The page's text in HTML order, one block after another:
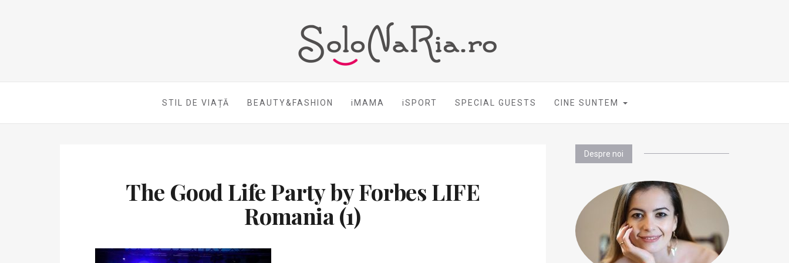
STIL DE VIAȚĂ BEAUTY&FASHION iMAMA iSPORT SPECIAL GUESTS CINE SUNTEM
The Good Life Party by Forbes LIFE
Romania (1)
Despre noi